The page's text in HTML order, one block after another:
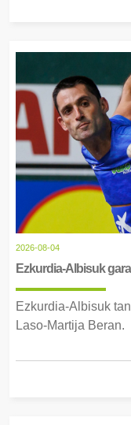
2026-08-04
Ezkurdia-Albisuk
Ezkurdia-Albisuk
Laso-Martija Beran.